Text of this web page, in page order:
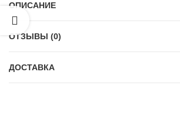
ОПИСАНИЕ
ОТЗЫВЫ (0)
ДОСТАВКА